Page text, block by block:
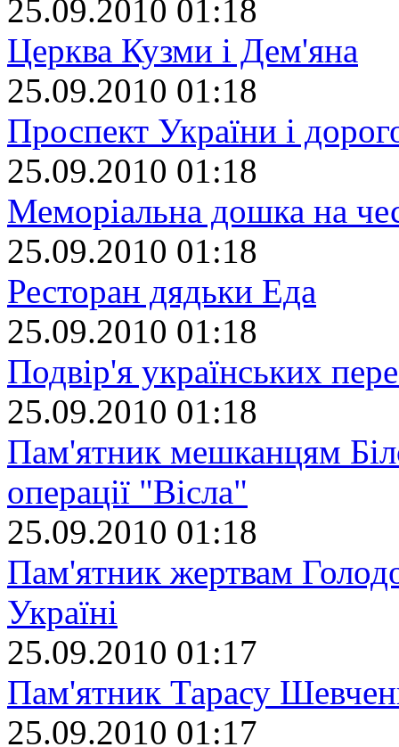
25.09.2010 01:18
Церква Кузми і Дем'яна
25.09.2010 01:18
Проспект України і
25.09.2010 01:18
Меморіальна дошка на
25.09.2010 01:18
Ресторан дядьки Еда
25.09.2010 01:18
Подвір'я українських
25.09.2010 01:18
Пам'ятник мешканцям
операції "Вісла"
25.09.2010 01:18
Пам'ятник жертвам
Україні
25.09.2010 01:17
Пам'ятник Тарасу
25.09.2010 01:17